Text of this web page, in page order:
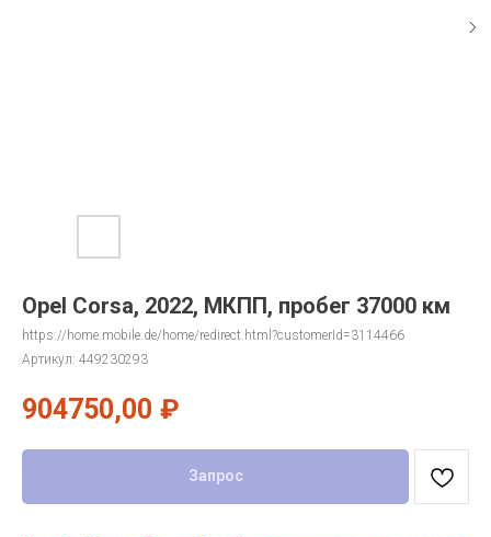
Opel Corsa, 2022, МКПП, пробег 37000 км
https://home.mobile.de/home/redirect.html?customerId=3114466
Артикул: 449230293
904750,00 ₽
Запрос